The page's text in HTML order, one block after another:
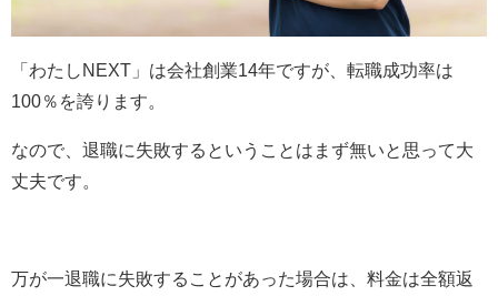
「わたしNEXT」は会社創業14年ですが、転職成功率は
100％を誇ります。
なので、退職に失敗するということはまず無いと思って大
丈夫です。
万が一退職に失敗することがあった場合は、料金は全額返